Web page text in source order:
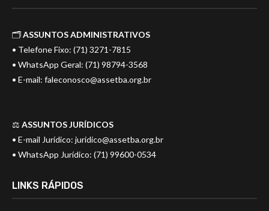
🗂️ASSUNTOS ADMINISTRATIVOS
• Telefone Fixo: (71) 3271-7815
• WhatsApp Geral: (71) 98794-3568
• E-mail: faleconosco@assetba.org.br
⚖️ ASSUNTOS JURÍDICOS
• E-mail Jurídico: juridico@assetba.org.br
• WhatsApp Jurídico: (71) 99600-0534
LINKS RÁPIDOS